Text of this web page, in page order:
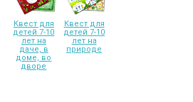
Квест для
детей 7-10
лет на
даче, в
доме, во
дворе
Квест для
детей 7-10
лет на
природе